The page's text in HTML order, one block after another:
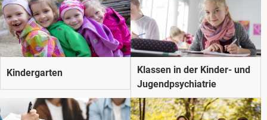
Kindergarten
Klassen in der Kinder- und
Jugendpsychiatrie